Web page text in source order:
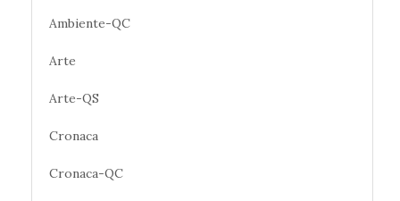
Ambiente-QC
Arte
Arte-QS
Cronaca
Cronaca-QC